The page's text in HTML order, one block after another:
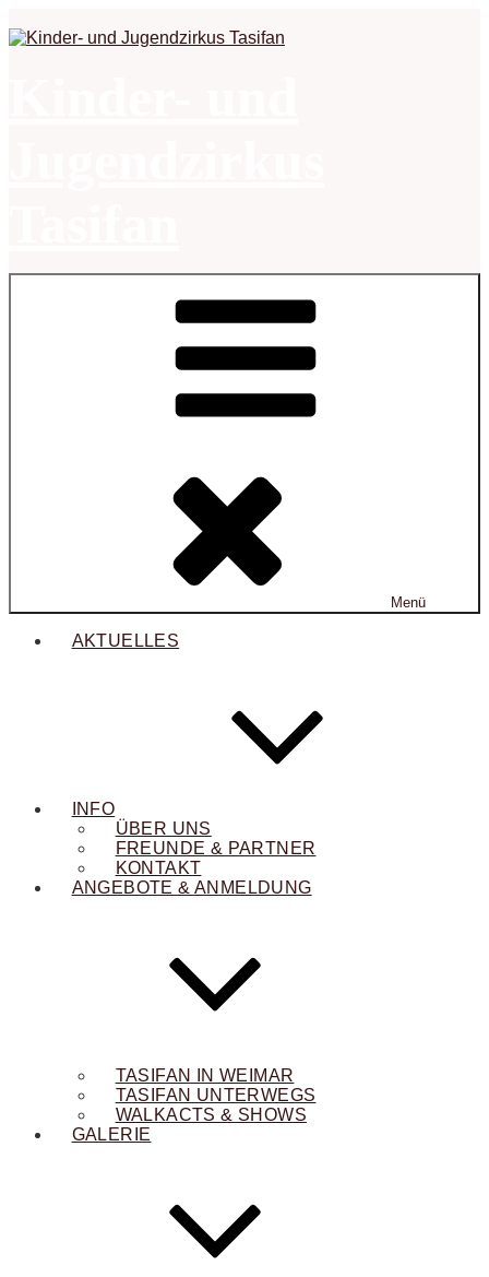
Inhalt
Menü
AKTUELLES
INFO
ÜBER UNS
FREUNDE & PARTNER
KONTAKT
ANGEBOTE & ANMELDUNG
TASIFAN IN WEIMAR
TASIFAN UNTERWEGS
WALKACTS & SHOWS
GALERIE